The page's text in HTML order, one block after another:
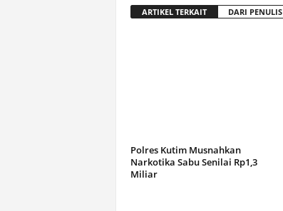
ARTIKEL TERKAIT DARI PENULIS
Polres Kutim Musnahkan
Narkotika Sabu Senilai Rp1,3
Miliar